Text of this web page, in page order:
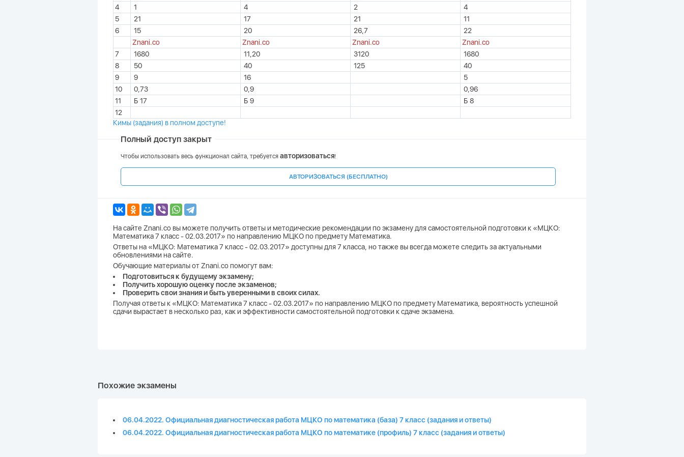
4
1 4 2
4
5
21 17 21
11
6
15 20 26,7
22
Znani.co
Znani.co Znani.co
Znani.co
7
1680 11,20 3120
1680
8
50 40 125
40
9
9 16
5
10
0,73 0,9
0,96
11
Б 17 Б 9
Б 8
12
Кимы (задания) в полном доступе!
Полный доступ закрыт
Чтобы использовать весь функционал сайта, требуется авторизоваться!
АВТОРИЗОВАТЬСЯ (БЕСПЛАТНО)
На сайте Znani.co вы можете получить ответы и методические рекомендации по экзамену для самостоятельной подготовки к «МЦКО:
Математика 7 класс - 02.03.2017» по направлению МЦКО по предмету Математика.
Ответы на «МЦКО: Математика 7 класс - 02.03.2017» доступны для 7 класса, но также вы всегда можете следить за актуальными
обновлениями на сайте.
Обучающие материалы от Znani.co помогут вам:
Подготовиться к будущему экзамену;
Получить хорошую оценку после экзаменов;
Проверить свои знания и быть уверенными в своих силах.
Получая ответы к «МЦКО: Математика 7 класс - 02.03.2017» по направлению МЦКО по предмету Математика, вероятность успешной
сдачи вырастает в несколько раз, как и эффективности самостоятельной подготовки к сдаче экзамена.
Похожие экзамены
06.04.2022. Официальная диагностическая работа МЦКО по математика (база) 7 класс (задания и ответы)
06.04.2022. Официальная диагностическая работа МЦКО по математике (профиль) 7 класс (задания и ответы)